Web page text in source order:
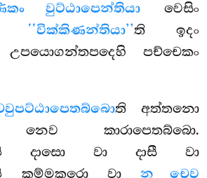
වුට්ඨාපෙන්තියාවෙසිං
‘‘වික්කිණන්තියා’’ති ඉදං
උපයොගන්තපදෙහි පච්චෙකං
ති අත්තනො
නෙව කාරාපෙතබ්බො.
දාසො වා දාසී වා
කම්මකරො වාන චෙව